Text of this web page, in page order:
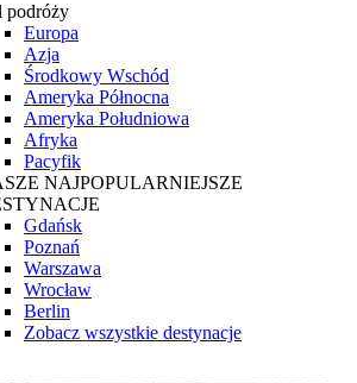
podróży
Europa
Azja
Środkowy Wschód
Ameryka Północna
Ameryka Południowa
Afryka
Pacyfik
NAJPOPULARNIEJSZE
Gdańsk
Poznań
Warszawa
Wrocław
Berlin
Zobacz wszystkie destynacje